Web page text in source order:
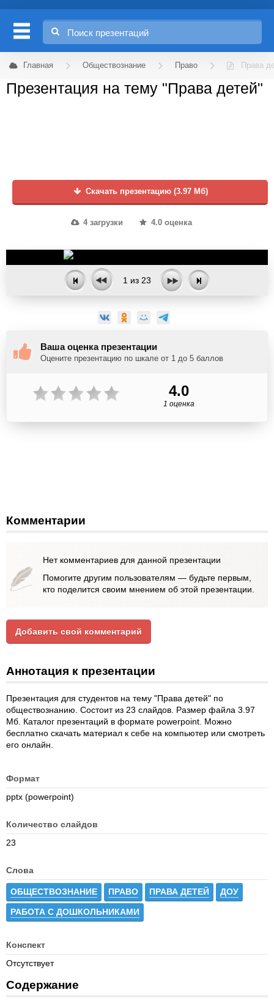
Главная Обществознание Право Права
Презентация на тему "Права детей"
Скачать презентацию (3.97 Мб)
4 загрузки 4.0 оценка
1 из 23
Ваша оценка презентации
Оцените презентацию по шкале от 1 до 5 баллов
4.0
1 оценка
Комментарии
Нет комментариев для данной презентации
Помогите другим пользователям — будьте первым,
кто поделится своим мнением об этой презентации.
Добавить свой комментарий
Аннотация к презентации
Презентация для студентов на тему "Права детей" по
обществознанию. Состоит из 23 слайдов. Размер файла 3.97
Мб. Каталог презентаций в формате powerpoint. Можно
бесплатно скачать материал к себе на компьютер или смотреть
его онлайн.
Формат
pptx (powerpoint)
Количество слайдов
23
Слова
ОБЩЕСТВОЗНАНИЕ ПРАВО ПРАВА ДЕТЕЙ ДОУ
РАБОТА С ДОШКОЛЬНИКАМИ
Конспект
Отсутствует
Содержание